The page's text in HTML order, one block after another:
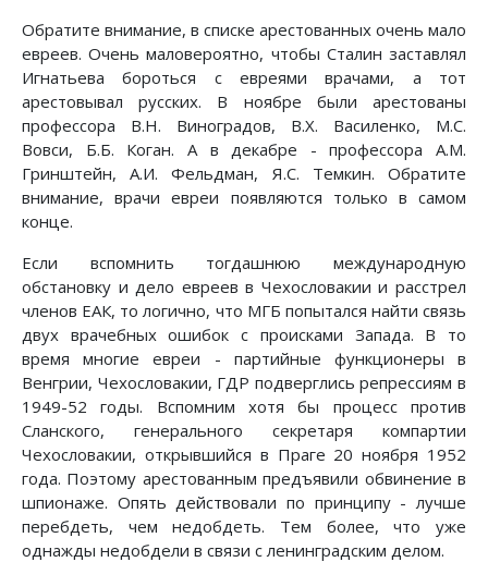
Обратите внимание, в списке арестованных очень мало
евреев. Очень маловероятно, чтобы Сталин заставлял
Игнатьева бороться с евреями врачами, а тот
арестовывал русских. В ноябре были арестованы
профессора В.Н. Виноградов, В.Х. Василенко, М.С.
Вовси, Б.Б. Коган. А в декабре - профессора А.М.
Гринштейн, А.И. Фельдман, Я.С. Темкин. Обратите
внимание, врачи евреи появляются только в самом
конце.
Если вспомнить тогдашнюю международную
обстановку и дело евреев в Чехословакии и расстрел
членов ЕАК, то логично, что МГБ попытался найти связь
двух врачебных ошибок с происками Запада. В то
время многие евреи - партийные функционеры в
Венгрии, Чехословакии, ГДР подверглись репрессиям в
1949-52 годы. Вспомним хотя бы процесс против
Сланского, генерального секретаря компартии
Чехословакии, открывшийся в Праге 20 ноября 1952
года. Поэтому арестованным предъявили обвинение в
шпионаже. Опять действовали по принципу - лучше
перебдеть, чем недобдеть. Тем более, что уже
однажды недобдели в связи с ленинградским делом.